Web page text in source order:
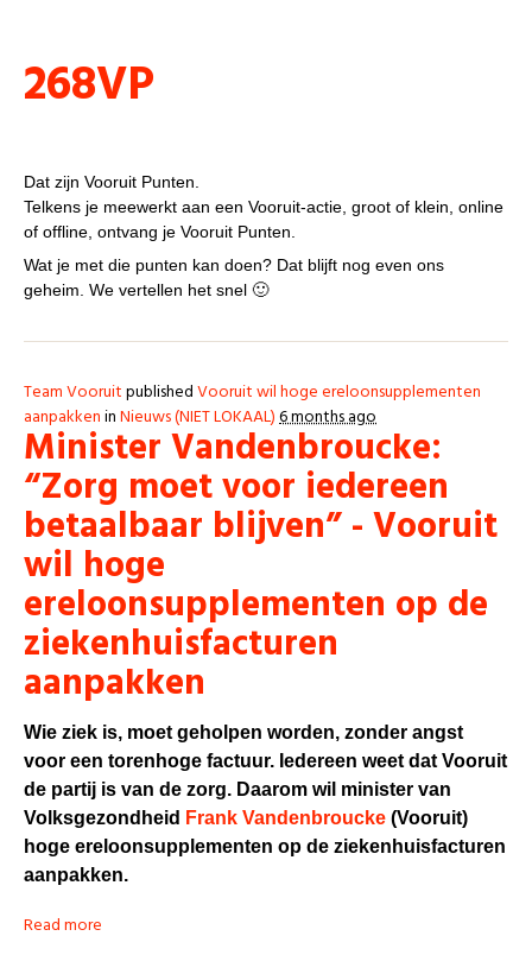
268VP
Dat zijn Vooruit Punten.
Telkens je meewerkt aan een Vooruit-actie, groot of klein, online
of offline, ontvang je Vooruit Punten.
Wat je met die punten kan doen? Dat blijft nog even ons
geheim. We vertellen het snel 🙂
Team VooruitpublishedVooruit wil hoge ereloonsupplementen
aanpakkeninNieuws (NIET LOKAAL)6 months ago
Minister Vandenbroucke:
“Zorg moet voor iedereen
betaalbaar blijven” - Vooruit
wil hoge
ereloonsupplementen op de
ziekenhuisfacturen
aanpakken
Wie ziek is, moet geholpen worden, zonder angst
voor een torenhoge factuur. Iedereen weet dat Vooruit
de partij is van de zorg. Daarom wil minister van
Volksgezondheid Frank Vandenbroucke (Vooruit)
hoge ereloonsupplementen op de ziekenhuisfacturen
aanpakken.
Read more